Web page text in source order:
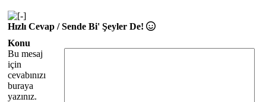
Hızlı Cevap / Sende Bi' Şeyler De!
Konu
Bu mesaj
için
cevabınızı
buraya
yazınız.